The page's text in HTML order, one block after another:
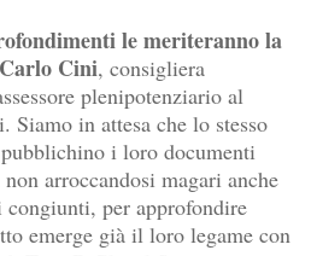
le meriteranno la
Cini, consigliera
plenipotenziario al
in attesa che lo stesso
i loro documenti
arroccandosi magari anche
per approfondire
emerge già il loro legame con